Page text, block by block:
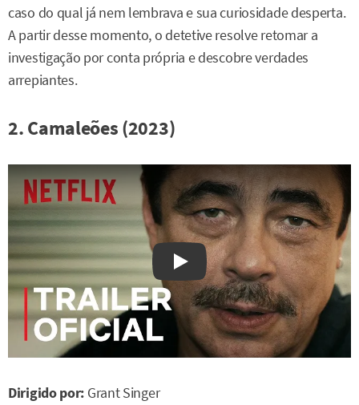
caso do qual já nem lembrava e sua curiosidade desperta.
A partir desse momento, o detetive resolve retomar a
investigação por conta própria e descobre verdades
arrepiantes.
2. Camaleões (2023)
Watch on YouTube
Dirigido por: Grant Singer